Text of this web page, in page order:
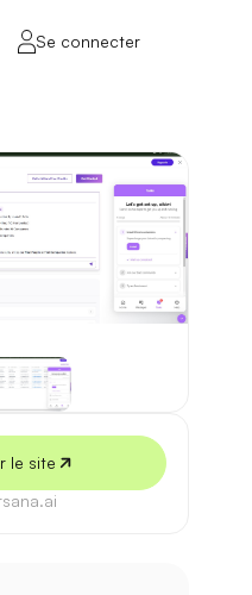
✕
Se connecter
le site